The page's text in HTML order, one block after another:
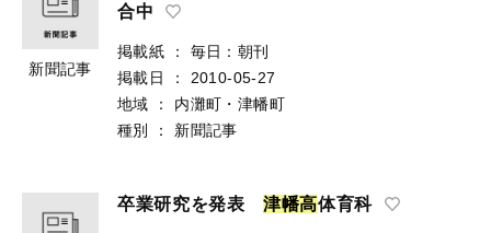
新聞記事
合中
掲載紙 ：
毎日：朝刊
掲載日
：
2010-05-27
地域
：
内灘町・津幡町
種別
： 新聞記事
卒業研究を発表津幡高体育科